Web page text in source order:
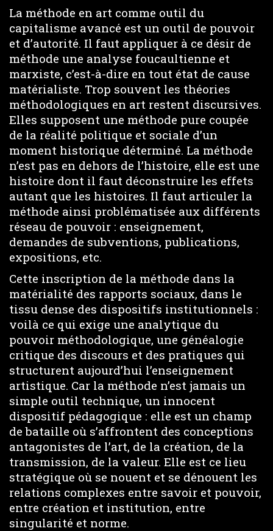
La méthode en art comme outil du
capitalisme avancé est un outil de pouvoir
et d’autorité. Il faut appliquer à ce désir de
méthode une analyse foucaultienne et
marxiste, c’est-à-dire en tout état de cause
matérialiste. Trop souvent les théories
méthodologiques en art restent discursives.
Elles supposent une méthode pure coupée
de la réalité politique et sociale d’un
moment historique déterminé. La méthode
n’est pas en dehors de l’histoire, elle est une
histoire dont il faut déconstruire les effets
autant que les histoires. Il faut articuler la
méthode ainsi problématisée aux différents
réseau de pouvoir : enseignement,
demandes de subventions, publications,
expositions, etc.
Cette inscription de la méthode dans la
matérialité des rapports sociaux, dans le
tissu dense des dispositifs institutionnels :
voilà ce qui exige une analytique du
pouvoir méthodologique, une généalogie
critique des discours et des pratiques qui
structurent aujourd’hui l’enseignement
artistique. Car la méthode n’est jamais un
simple outil technique, un innocent
dispositif pédagogique : elle est un champ
de bataille où s’affrontent des conceptions
antagonistes de l’art, de la création, de la
transmission, de la valeur. Elle est ce lieu
stratégique où se nouent et se dénouent les
relations complexes entre savoir et pouvoir,
entre création et institution, entre
singularité et norme.